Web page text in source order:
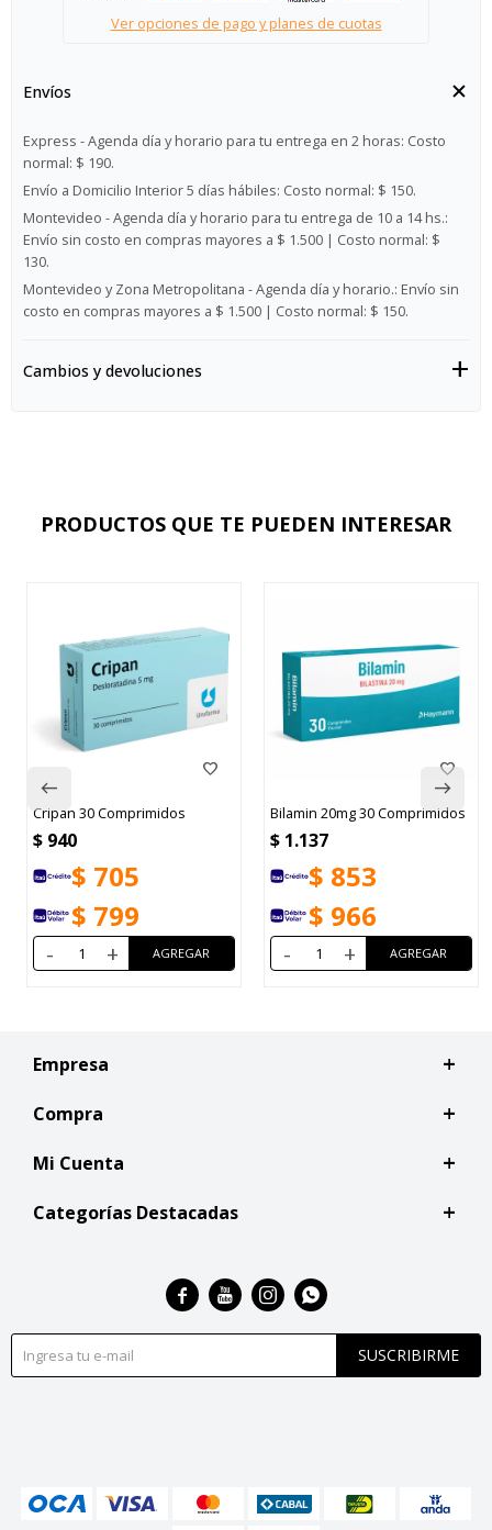
Ver opciones de pago y planes de cuotas
Envíos
Express - Agenda día y horario para tu entrega en 2 horas: Costo
normal: $ 190.
Envío a Domicilio Interior 5 días hábiles: Costo normal: $ 150.
Montevideo - Agenda día y horario para tu entrega de 10 a 14 hs.:
Envío sin costo en compras mayores a $ 1.500 | Costo normal: $
130.
Montevideo y Zona Metropolitana - Agenda día y horario.: Envío sin
costo en compras mayores a $ 1.500 | Costo normal: $ 150.
Cambios y devoluciones
PRODUCTOS QUE TE PUEDEN INTERESAR
Cripan 30 Comprimidos
$ 940
$ 705
$ 799
- +
Bilamin 20mg 30 Comprimidos
$ 1.137
$ 853
$ 966
- +
Empresa
Compra
Mi Cuenta
Categorías Destacadas
SUSCRIBIRME
   